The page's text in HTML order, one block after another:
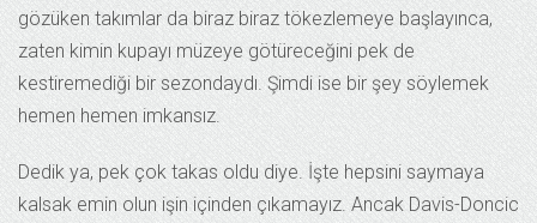
gözüken takımlar da biraz biraz tökezlemeye başlayınca,
zaten kimin kupayı müzeye götüreceğini pek de
kestiremediği bir sezondaydı. Şimdi ise bir şey söylemek
hemen hemen imkansız.
Dedik ya, pek çok takas oldu diye. İşte hepsini saymaya
kalsak emin olun işin içinden çıkamayız. Ancak Davis-Doncic